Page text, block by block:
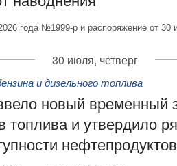
года №1999-р и распоряжение от
30 июля, четверг
и дизельного топлива
новый временный
топлива и утвердило
нефтепродуктов